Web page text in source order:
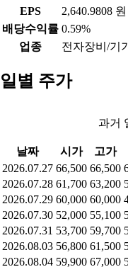
EPS
2,640.9808 원
배당수익률 0.59%
업종
전자장비/기기
일별 주가
과거
날짜 시가 고가
2026.07.27 66,500 66,500
2026.07.28 61,700 63,200
2026.07.29 60,000 60,000
2026.07.30 52,000 55,100
2026.07.31 53,700 59,700
2026.08.03 56,800 61,500
2026.08.04 59,900 67,000